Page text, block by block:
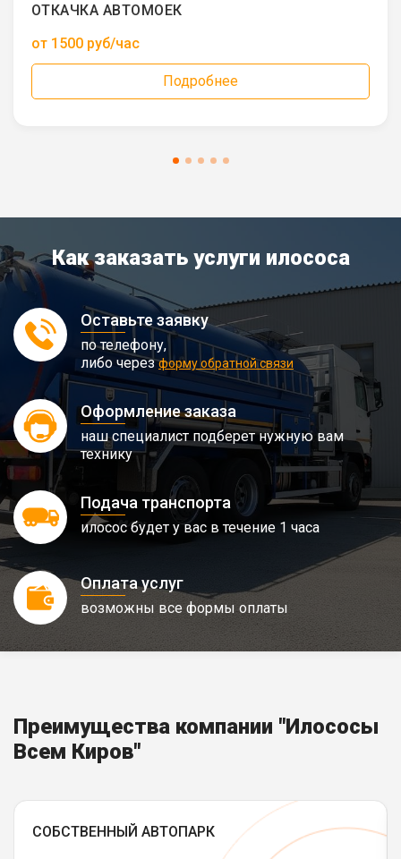
ОТКАЧКА АВТОМОЕК
от 1500 руб/час
Подробнее
Как заказать услуги илососа
Оставьте заявку
по телефону,
либо черезформу обратной связи
Оформление заказа
наш специалист подберет нужную вам
технику
Подача транспорта
илосос будет у вас в течение 1 часа
Оплата услуг
возможны все формы оплаты
Преимущества компании "Илососы
Всем Киров"
СОБСТВЕННЫЙ АВТОПАРК